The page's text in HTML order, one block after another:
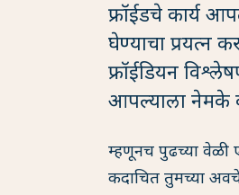
फ्रॉईडचे कार्य
घेण्याचा प्रयत्न
फ्रॉईडियन
आपल्याला नेमके
म्हणूनच पुढच्या वेळी
कदाचित तुमच्या